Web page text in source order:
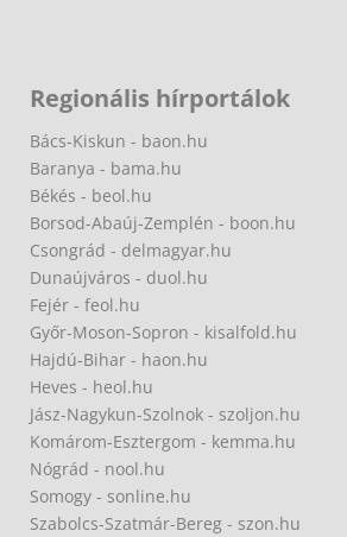
Regionális hírportálok
Bács-Kiskun - baon.hu
Baranya - bama.hu
Békés - beol.hu
Borsod-Abaúj-Zemplén - boon.hu
Csongrád - delmagyar.hu
Dunaújváros - duol.hu
Fejér - feol.hu
Győr-Moson-Sopron - kisalfold.hu
Hajdú-Bihar - haon.hu
Heves - heol.hu
Jász-Nagykun-Szolnok - szoljon.hu
Komárom-Esztergom - kemma.hu
Nógrád - nool.hu
Somogy - sonline.hu
Szabolcs-Szatmár-Bereg - szon.hu